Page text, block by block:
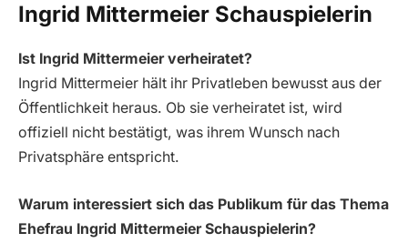
Ingrid Mittermeier Schauspielerin
Ist Ingrid Mittermeier verheiratet?
Ingrid Mittermeier hält ihr Privatleben bewusst aus der
Öffentlichkeit heraus. Ob sie verheiratet ist, wird
offiziell nicht bestätigt, was ihrem Wunsch nach
Privatsphäre entspricht.
Warum interessiert sich das Publikum für das Thema
Ehefrau Ingrid Mittermeier Schauspielerin?